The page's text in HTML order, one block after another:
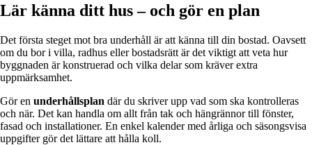
Lär känna ditt hus – och gör en plan
Det första steget mot bra underhåll är att känna till din bostad. Oavsett
om du bor i villa, radhus eller bostadsrätt är det viktigt att veta hur
byggnaden är konstruerad och vilka delar som kräver extra
uppmärksamhet.
Gör en underhållsplan där du skriver upp vad som ska kontrolleras
och när. Det kan handla om allt från tak och hängrännor till fönster,
fasad och installationer. En enkel kalender med årliga och säsongsvisa
uppgifter gör det lättare att hålla koll.